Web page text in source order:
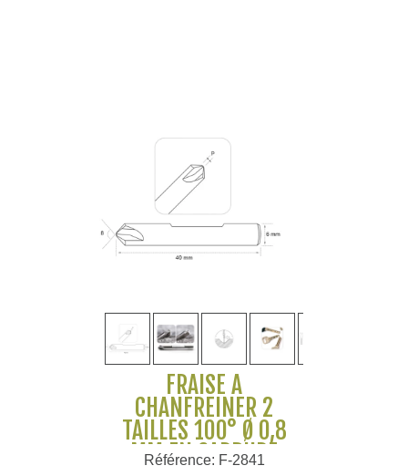
FRAISE À
CHANFREINER 2
TAILLES 100° Ø 0,8
MM EN CARBURE
Référence: F-2841